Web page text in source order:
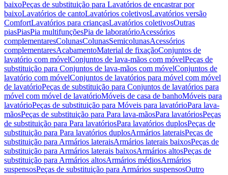
baixoPeças de substituição para Lavatórios de encastrar por
baixoLavatórios de cantoLavatórios coletivosLavatórios versão
ComfortLavatórios para criançasLavatórios coletivosOutras
piasPiasPia multifunçõesPia de laboratórioAcessórios
complementaresColunasColunasSemicolunasAcessórios
complementaresAcabamentoMaterial de fixaçãoConjuntos de
lavatório com móvelConjuntos de lava-mãos com móvelPeças de
substituição para Conjuntos de lava-mãos com móvelConjuntos de
lavatório com móvelConjuntos de lavatórios para móvel com móvel
de lavatórioPeças de substituição para Conjuntos de lavatórios para
móvel com móvel de lavatórioMóveis de casa de banhoMóveis para
lavatórioPeças de substituição para Móveis para lavatórioPara lava-
mãosPeças de substituição para Para lava-mãosPara lavatóriosPeças
de substituição para Para lavatóriosPara lavatórios duplosPeças de
substituição para Para lavatórios duplosArmários lateraisPeças de
substituição para Armários lateraisArmários laterais baixosPeças de
substituição para Armários laterais baixosArmários altosPeças de
substituição para Armários altosArmários médiosArmários
suspensosPeças de substituição para Armários suspensosOutro